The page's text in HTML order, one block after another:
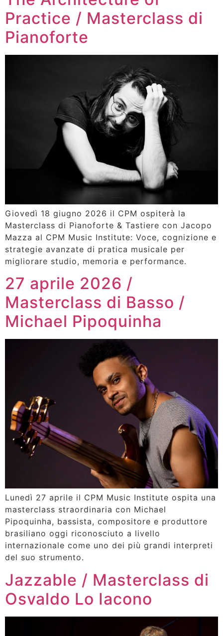
Practice / Masterclass di
Pianoforte
Giovedì 18 giugno 2026 il CPM ospiterà la
Masterclass di Pianoforte & Tastiere con Jacopo
Mazza al CPM Music Institute: Voce, cognizione e
strategie avanzate di pratica musicale per
migliorare studio, memoria e performance.
27 aprile 2026 /
Masterclass di Basso /
Michael Pipoquinha
Lunedì 27 aprile il CPM Music Institute ospita una
masterclass straordinaria con Michael
Pipoquinha, bassista, compositore e produttore
brasiliano oggi riconosciuto a livello
internazionale come uno dei più grandi interpreti
del suo strumento.
Jazzable / Masterclass di
Osvaldo Lo Iacono